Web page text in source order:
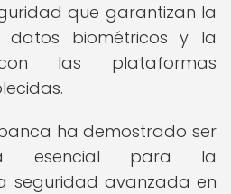
que garantizan la
datos biométricos y la
las plataformas
ha demostrado ser
esencial para la
seguridad avanzada en